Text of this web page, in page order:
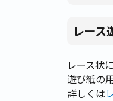
レース
レース状
遊び紙の
詳しくは